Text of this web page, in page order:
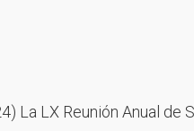
La LX Reunión Anual de